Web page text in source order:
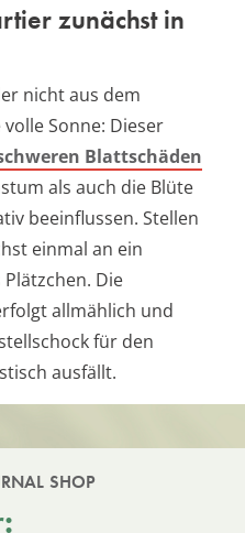
zunächst in
nicht aus dem
Sonne: Dieser
Blattschäden
als auch die Blüte
beeinflussen. Stellen
einmal an ein
Die
allmählich und
für den
ausfällt.
SHOP